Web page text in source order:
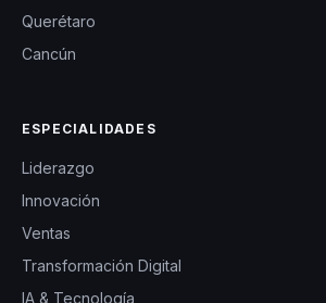
Querétaro
Cancún
ESPECIALIDADES
Liderazgo
Innovación
Ventas
Transformación Digital
IA & Tecnología